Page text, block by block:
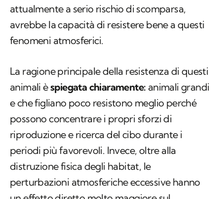
attualmente a serio rischio di scomparsa,
avrebbe la capacità di resistere bene a questi
fenomeni atmosferici.
La ragione principale della resistenza di questi
animali èspiegata chiaramente: animali grandi
e che figliano poco resistono meglio perché
possono concentrare i propri sforzi di
riproduzione e ricerca del cibo durante i
periodi più favorevoli. Invece, oltre alla
distruzione fisica degli habitat, le
perturbazioni atmosferiche eccessive hanno